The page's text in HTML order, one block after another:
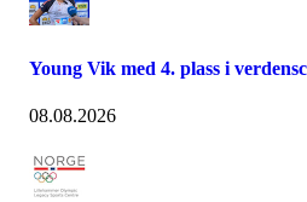
Young Vik med 4. plass i
08.08.2026